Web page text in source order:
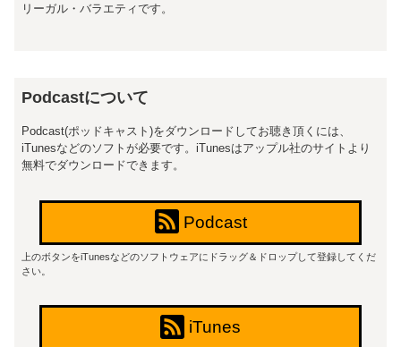
リーガル・バラエティです。
Podcastについて
Podcast(ポッドキャスト)をダウンロードしてお聴き頂くには、
iTunesなどのソフトが必要です。iTunesはアップル社のサイトより
無料でダウンロードできます。
Podcast
上のボタンをiTunesなどのソフトウェアにドラッグ＆ドロップして登録してくだ
さい。
iTunes